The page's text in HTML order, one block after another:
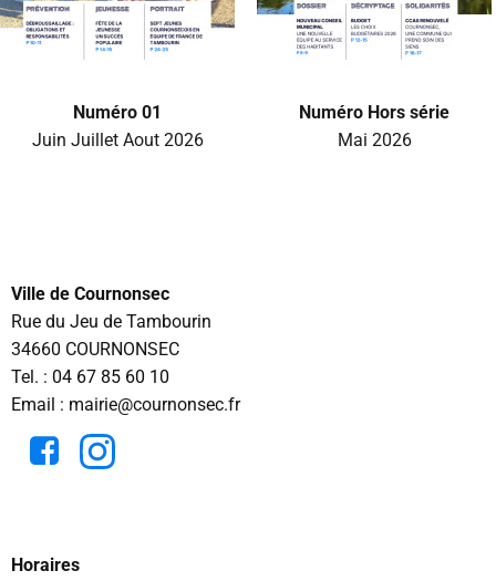
Numéro 01
Juin Juillet Aout 2026
Numéro Hors série
Mai 2026
Ville de Cournonsec
Rue du Jeu de Tambourin
34660 COURNONSEC
Tel. : 04 67 85 60 10
Email : mairie@cournonsec.fr
Horaires